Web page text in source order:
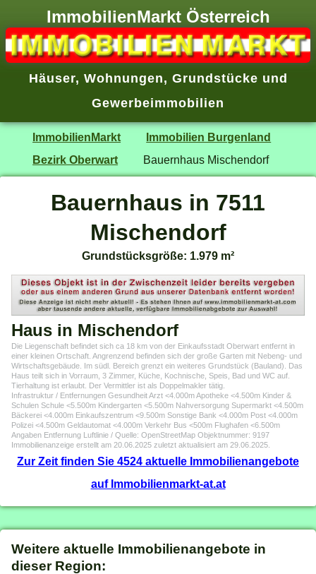
ImmobilienMarkt Österreich
Häuser, Wohnungen, Grundstücke und
Gewerbeimmobilien
ImmobilienMarkt
Immobilien Burgenland
Bezirk Oberwart
Bauernhaus Mischendorf
Bauernhaus in 7511
Mischendorf
Grundstücksgröße: 1.979 m²
Haus in Mischendorf
Die Liegenschaft befindet sich ca 18 km von der Einkaufsstadt Oberwart entfernt in
einer kleinen Ortschaft. Angrenzend befinden sich der große Garten mit Nebeng- und
Wirtschaftsgebäude. Im südl. Bereich grenzt ein weiteres Grundstück (Bauland). Das
Haus teilt sich in Vorraum, 3 Zimmer, Küche, Kochnische, Speis, Bad und WC auf.
Tierhaltung ist erlaubt. Der Vermittler ist als Doppelmakler tätig.
Infrastruktur / Entfernungen Gesundheit Arzt <4.000m Apotheke <4.500m Kinder &
Schulen Schule <5.500m Kindergarten <5.500m Nahversorgung Supermarkt <4.500m
Bäckerei <4.000m Einkaufszentrum <9.500m Sonstige Bank <4.000m Post <4.000m
Polizei <4.500m Geldautomat <4.000m Verkehr Bus <500m Flughafen <6.500m
Angaben Entfernung Luftlinie / Quelle: OpenStreetMap Objektnummer: 9197
Immobilienanzeige erstellt am 20.06.2025 zuletzt aktualisiert am 29.06.2025.
Zur Zeit finden Sie 4524 aktuelle Immobilienangebote
auf Immobilienmarkt-at.at
Weitere aktuelle Immobilienangebote in
dieser Region: